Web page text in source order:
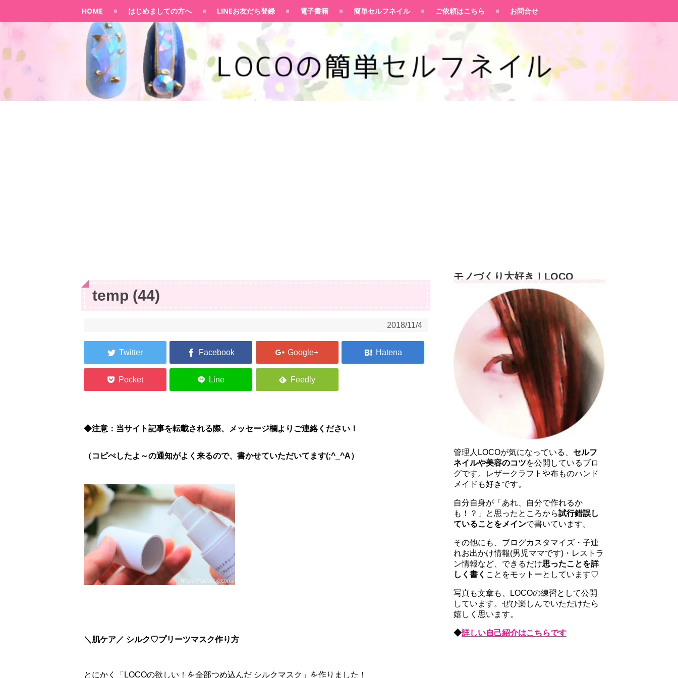
HOME はじめましての方へ LINEお友だち登録 電子書籍 簡単セルフネイル ご依頼はこちら お問合せ
temp (44)
2018/11/4
◆注意：当サイト記事を転載される際、メッセージ欄よりご連絡ください！
（コピぺしたよ～の通知がよく来るので、書かせていただいてます(;^_^A）
＼肌ケア／ シルク♡プリーツマスク作り方
とにかく「LOCOの欲しい！を全部つめ込んだ シルクマスク」を作りました！
モノづくり大好き！LOCO
管理人LOCOが気になっている、 セルフ
ネイルや美容のコツを公開しているブロ
グです。レザークラフトや布ものハンド
メイドも好きです。
自分自身が「あれ、自分で作れるか
も！？」と思ったところから試行錯誤し
ていることをメインで書いています。
その他にも、ブログカスタマイズ・子連
れお出かけ情報(男児ママです)・レストラ
ン情報など、できるだけ思ったことを詳
しく書く ことをモットーとしています♡
写真も文章も、LOCOの練習として公開
しています。ぜひ楽しんでいただけたら
嬉しく思います。
◆詳しい自己紹介はこちらです